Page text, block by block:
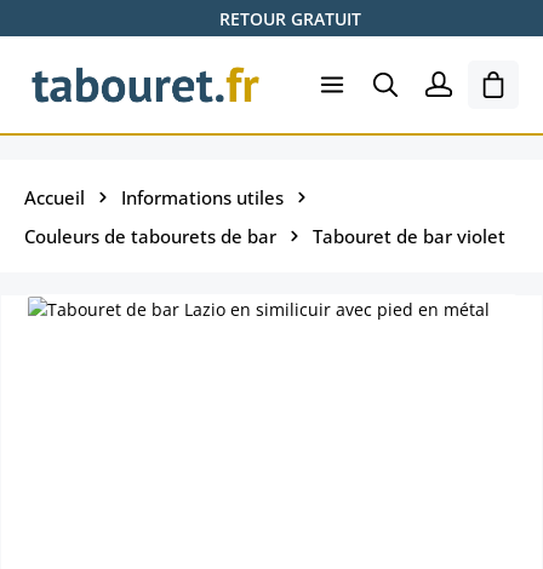
Passer au contenu principalRETOUR GRATUIT
Le
Accueil
Informations utiles
Couleurs de tabourets de bar
Tabouret de bar violet